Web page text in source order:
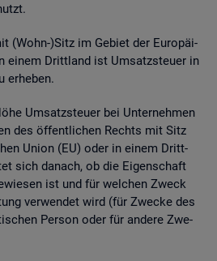
(Wohn-)Sitz im Ge­biet der Eu­ro­päi­
einem Dritt­land ist Um­satz­steu­er in
er­he­ben.
Um­satz­steu­er bei Un­ter­neh­men
des öf­fent­li­chen Rechts mit Sitz
Union (EU) oder in einem Dritt­
sich da­nach, ob die Ei­gen­schaft
ist und für wel­chen Zweck
ver­wen­det wird (für Zwe­cke des
Per­son oder für an­de­re Zwe­